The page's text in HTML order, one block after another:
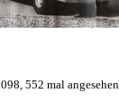
552 mal angesehen